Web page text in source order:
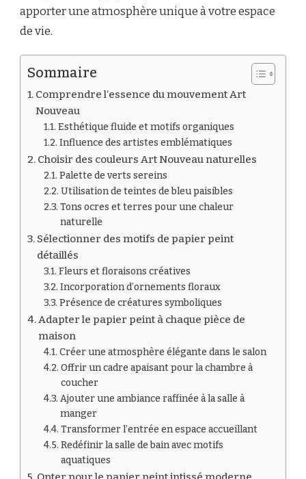
apporter une atmosphère unique à votre espace
de vie.
Sommaire
Comprendre l’essence du mouvement Art
Nouveau
Esthétique fluide et motifs organiques
Influence des artistes emblématiques
Choisir des couleurs Art Nouveau naturelles
Palette de verts sereins
Utilisation de teintes de bleu paisibles
Tons ocres et terres pour une chaleur
naturelle
Sélectionner des motifs de papier peint
détaillés
Fleurs et floraisons créatives
Incorporation d’ornements floraux
Présence de créatures symboliques
Adapter le papier peint à chaque pièce de
maison
Créer une atmosphère élégante dans le salon
Offrir un cadre apaisant pour la chambre à
coucher
Ajouter une ambiance raffinée à la salle à
manger
Transformer l’entrée en espace accueillant
Redéfinir la salle de bain avec motifs
aquatiques